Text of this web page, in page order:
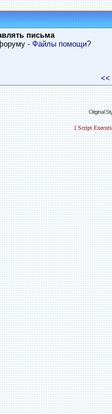
письма
- Файлы помощи?
<<
Original
[ Script